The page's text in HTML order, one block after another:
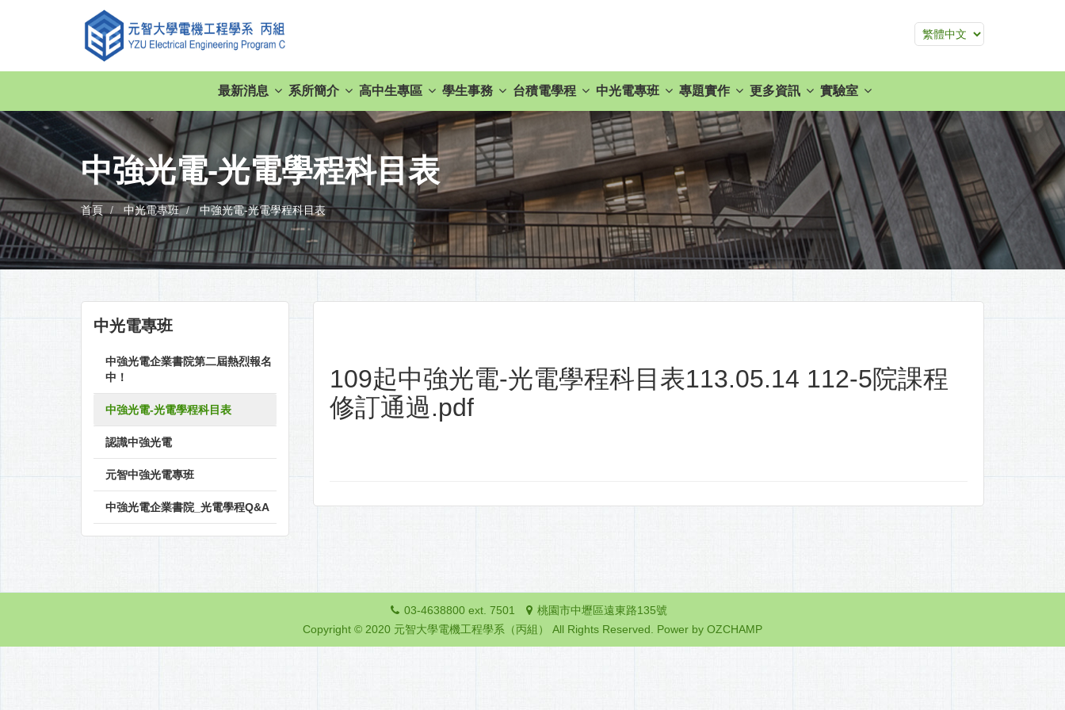
最新消息 系所簡介 高中生專區 學生事務 台積電學程 中光電專班 專題實作 更多資訊 實驗室
中強光電-光電學程科目表
首頁 中光電專班 中強光電-光電學程科目表
中光電專班
中強光電企業書院第二屆熱烈報名
中！
中強光電-光電學程科目表
認識中強光電
元智中強光電專班
中強光電企業書院_光電學程Q&A
109起中強光電-光電學程科目表113.05.14 112-5院課程
修訂通過.pdf
03-4638800 ext. 7501
桃園市中壢區遠東路135號
Copyright © 2020 元智大學電機工程學系（丙組） All Rights Reserved. Power by OZCHAMP